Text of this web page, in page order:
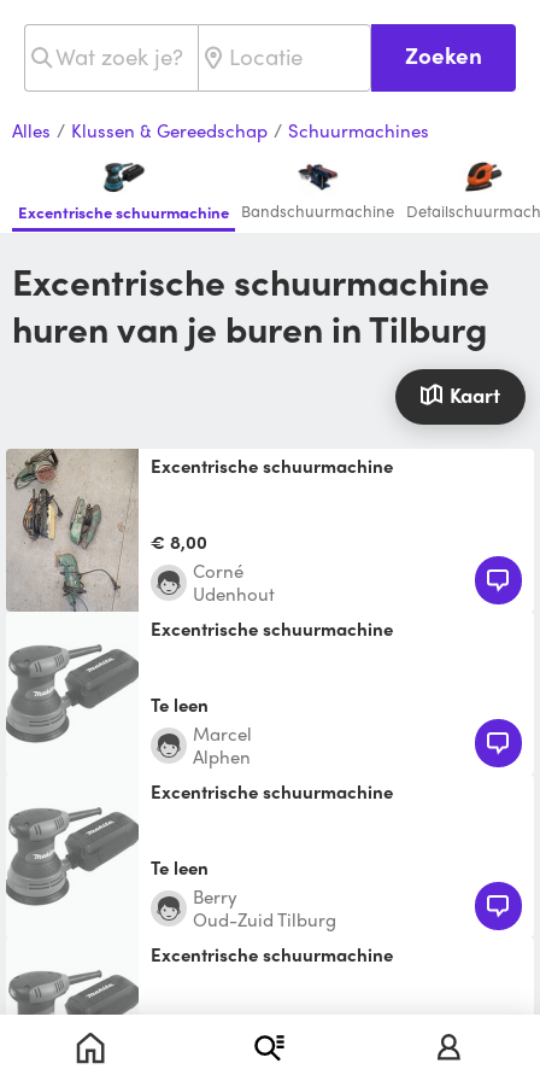
Zoeken
Alles / Klussen & Gereedschap / Schuurmachines
Excentrische schuurmachine Bandschuurmachine
Excentrische schuurmachine
huren van je buren in Tilburg
Kaart
Excentrische schuurmachine
€ 8,00
Corné
Udenhout
Excentrische schuurmachine
Te leen
Marcel
Alphen
Excentrische schuurmachine
Te leen
Berry
Oud-Zuid Tilburg
Excentrische schuurmachine